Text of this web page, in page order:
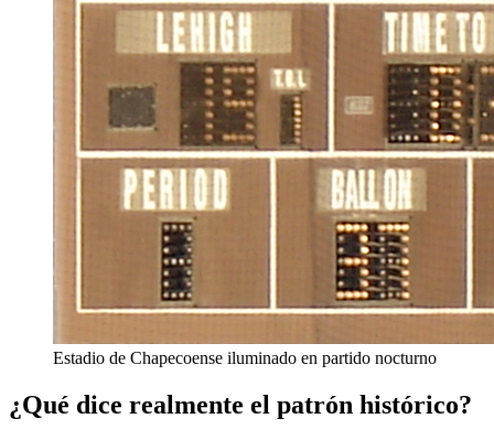
Estadio de Chapecoense iluminado en partido nocturno
¿Qué dice realmente el patrón histórico?